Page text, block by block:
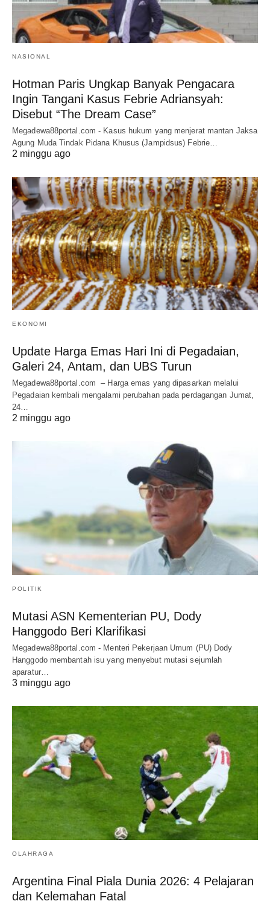
NASIONAL
Hotman Paris Ungkap Banyak Pengacara
Ingin Tangani Kasus Febrie Adriansyah:
Disebut “The Dream Case”
Megadewa88portal.com - Kasus hukum yang menjerat mantan Jaksa
Agung Muda Tindak Pidana Khusus (Jampidsus) Febrie…
2 minggu ago
EKONOMI
Update Harga Emas Hari Ini di Pegadaian,
Galeri 24, Antam, dan UBS Turun
Megadewa88portal.com – Harga emas yang dipasarkan melalui
Pegadaian kembali mengalami perubahan pada perdagangan Jumat,
24…
2 minggu ago
POLITIK
Mutasi ASN Kementerian PU, Dody
Hanggodo Beri Klarifikasi
Megadewa88portal.com - Menteri Pekerjaan Umum (PU) Dody
Hanggodo membantah isu yang menyebut mutasi sejumlah
aparatur…
3 minggu ago
OLAHRAGA
Argentina Final Piala Dunia 2026: 4 Pelajaran
dan Kelemahan Fatal